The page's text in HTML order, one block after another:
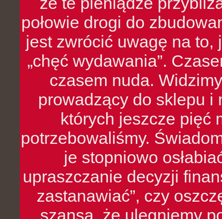
połowie drogi do
jest zwrócić uwagę na to,
„chęć wydawania”.
czasem nuda.
prowadzący do sklepu i
których jeszcze pięć
potrzebowaliśmy.
je stopniowo
upraszczanie decyzji
zastanawiać”, czy
szansa, że ulegniemy